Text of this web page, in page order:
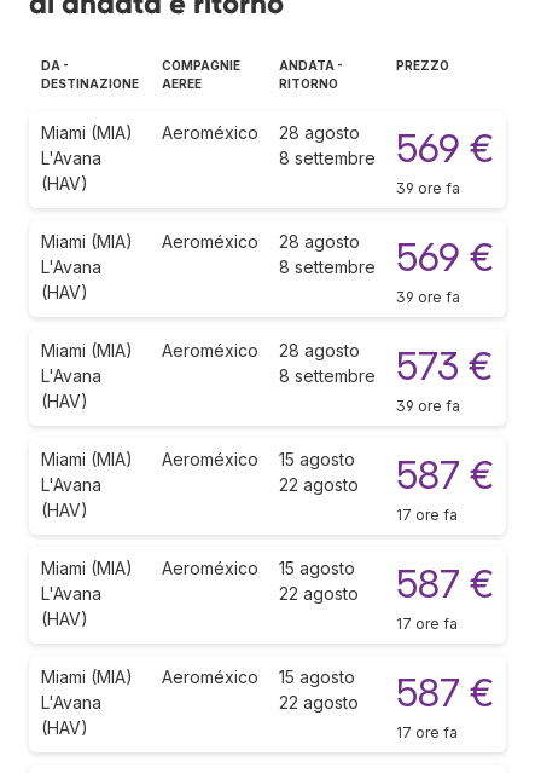
DA -
DESTINAZIONE
COMPAGNIE
AEREE
ANDATA -
RITORNO
PREZZO
Miami (MIA)
L'Avana
(HAV)
Aeroméxico
28 agosto
8 settembre
569 €
39 ore fa
Miami (MIA)
L'Avana
(HAV)
Aeroméxico
28 agosto
8 settembre
569 €
39 ore fa
Miami (MIA)
L'Avana
(HAV)
Aeroméxico
28 agosto
8 settembre
573 €
39 ore fa
Miami (MIA)
L'Avana
(HAV)
Aeroméxico
15 agosto
22 agosto
587 €
17 ore fa
Miami (MIA)
L'Avana
(HAV)
Aeroméxico
15 agosto
22 agosto
587 €
17 ore fa
Miami (MIA)
L'Avana
(HAV)
Aeroméxico
15 agosto
22 agosto
587 €
17 ore fa